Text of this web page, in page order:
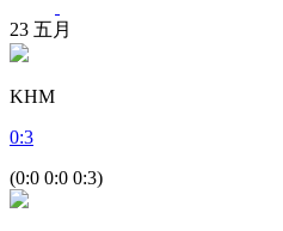
23 五月
KHM
0:3
(0:0 0:0 0:3)